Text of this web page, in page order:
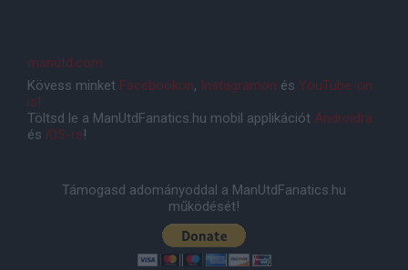
manutd.com
Kövess minket Facebookon, Instagramon és YouTube-on
is!
Töltsd le a ManUtdFanatics.hu mobil applikációt Androidra
és iOS-re!
Támogasd adományoddal a ManUtdFanatics.hu
működését!